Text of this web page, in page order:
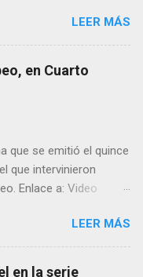
“curandeira” por sus
también como
de nuestro
por muchos
REGUEIRA (ya
por estudiar y dar a
por ende a Torbeo no
integro el articulo que
Arnaiz recogiendo
mano que le
LEER MÁS
en Cuarto
que se emitió el quince
que intervinieron
Enlace a: Video
MILENIO En
mejor resolución:
- Filomena Arias.
LEER MÁS
en la serie